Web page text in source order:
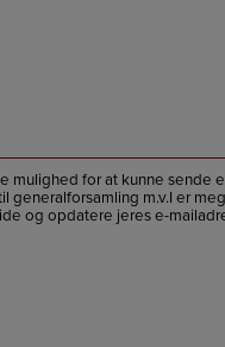
mulighed for at kunne sende
generalforsamling m.v.I er
og opdatere jeres e-